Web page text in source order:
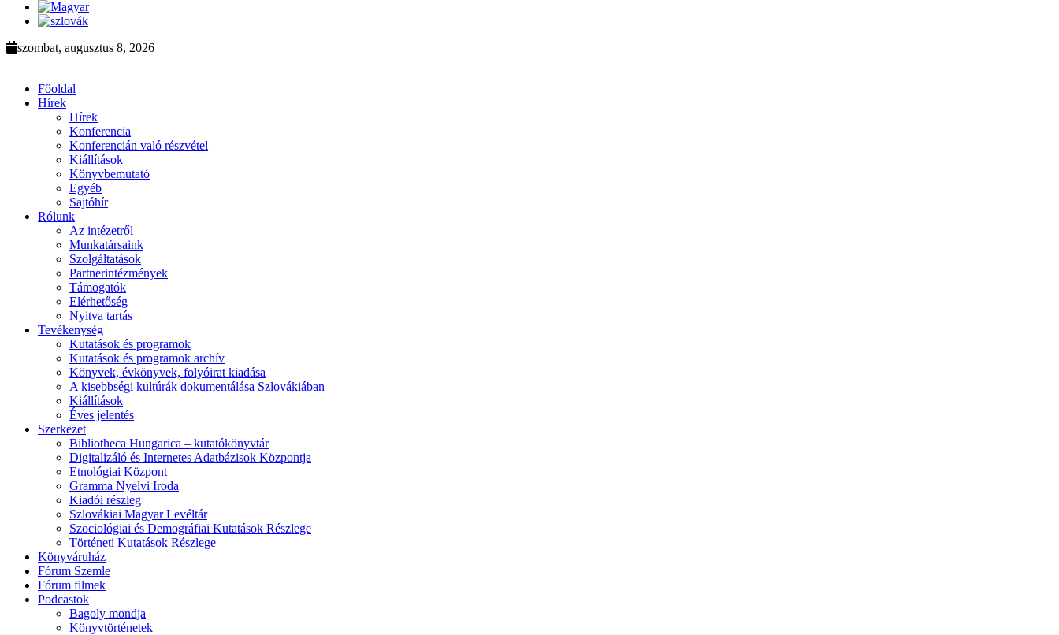
szombat, augusztus 8, 2026
Főoldal
Hírek
Hírek
Konferencia
Konferencián való részvétel
Kiállítások
Könyvbemutató
Egyéb
Sajtóhír
Rólunk
Az intézetről
Munkatársaink
Szolgáltatások
Partnerintézmények
Támogatók
Elérhetőség
Nyitva tartás
Tevékenység
Kutatások és programok
Kutatások és programok archív
Könyvek, évkönyvek, folyóirat kiadása
A kisebbségi kultúrák dokumentálása Szlovákiában
Kiállítások
Éves jelentés
Szerkezet
Bibliotheca Hungarica – kutatókönyvtár
Digitalizáló és Internetes Adatbázisok Központja
Etnológiai Központ
Gramma Nyelvi Iroda
Kiadói részleg
Szlovákiai Magyar Levéltár
Szociológiai és Demográfiai Kutatások Részlege
Történeti Kutatások Részlege
Könyváruház
Fórum Szemle
Fórum filmek
Podcastok
Bagoly mondja
Könyvtörténetek